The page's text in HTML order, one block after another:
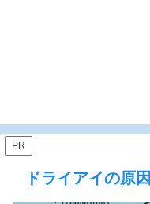
PR
ドライアイの原因